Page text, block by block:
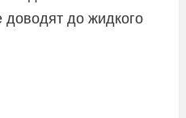
доводят до жидкого